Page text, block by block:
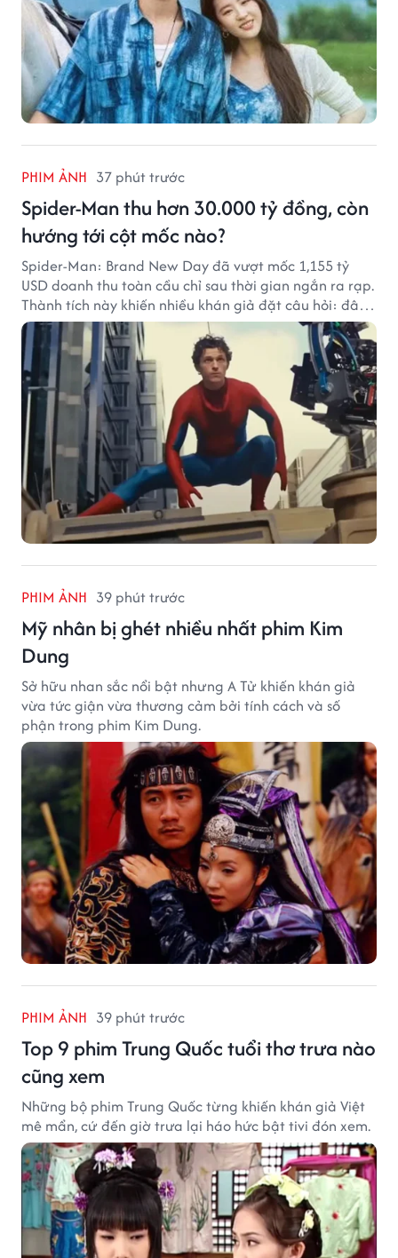
PHIM ẢNH 37 phút trước
Spider-Man thu hơn 30.000 tỷ đồng, còn
hướng tới cột mốc nào?
Spider-Man: Brand New Day đã vượt mốc 1,155 tỷ
USD doanh thu toàn cầu chỉ sau thời gian ngắn ra rạp.
Thành tích này khiến nhiều khán giả đặt câu hỏi: đâu
sẽ là cột mốc tiếp theo của Người Nhện?
PHIM ẢNH 39 phút trước
Mỹ nhân bị ghét nhiều nhất phim Kim
Dung
Sở hữu nhan sắc nổi bật nhưng A Tử khiến khán giả
vừa tức giận vừa thương cảm bởi tính cách và số
phận trong phim Kim Dung.
PHIM ẢNH 39 phút trước
Top 9 phim Trung Quốc tuổi thơ trưa nào
cũng xem
Những bộ phim Trung Quốc từng khiến khán giả Việt
mê mẩn, cứ đến giờ trưa lại háo hức bật tivi đón xem.